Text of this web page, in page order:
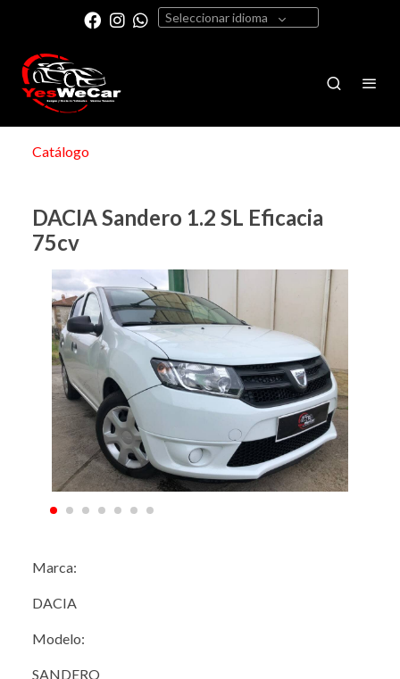
Seleccionar idioma
Catálogo
DACIA Sandero 1.2 SL Eficacia
75cv
Marca:
DACIA
Modelo:
SANDERO